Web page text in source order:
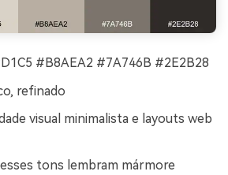
#B8AEA2 #7A746B #2E2B28
refinado
visual minimalista e layouts web
tons lembram mármore